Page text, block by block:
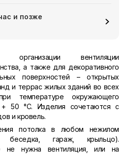
и позже
организации вентиляции
а также для декоративного
поверхностей – открытых
и террас жилых зданий во всех
температуре окружающего
50 °С. Изделия сочетаются с
и кровель.
потолка в любом нежилом
беседка, гараж, крыльцо).
не нужна вентиляция, или на